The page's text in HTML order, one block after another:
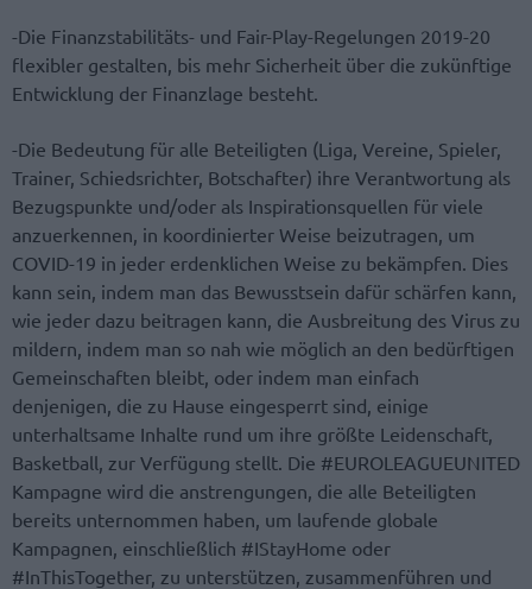
-Die Finanzstabilitäts- und Fair-Play-Regelungen 2019-20
flexibler gestalten, bis mehr Sicherheit über die zukünftige
Entwicklung der Finanzlage besteht.
-Die Bedeutung für alle Beteiligten (Liga, Vereine, Spieler,
Trainer, Schiedsrichter, Botschafter) ihre Verantwortung als
Bezugspunkte und/oder als Inspirationsquellen für viele
anzuerkennen, in koordinierter Weise beizutragen, um
COVID-19 in jeder erdenklichen Weise zu bekämpfen. Dies
kann sein, indem man das Bewusstsein dafür schärfen kann,
wie jeder dazu beitragen kann, die Ausbreitung des Virus zu
mildern, indem man so nah wie möglich an den bedürftigen
Gemeinschaften bleibt, oder indem man einfach
denjenigen, die zu Hause eingesperrt sind, einige
unterhaltsame Inhalte rund um ihre größte Leidenschaft,
Basketball, zur Verfügung stellt. Die #EUROLEAGUEUNITED
Kampagne wird die anstrengungen, die alle Beteiligten
bereits unternommen haben, um laufende globale
Kampagnen, einschließlich #IStayHome oder
#InThisTogether, zu unterstützen, zusammenführen und